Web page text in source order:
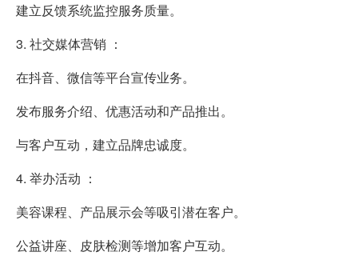
建立反馈系统监控服务质量。
3. 社交媒体营销 ：
在抖音、微信等平台宣传业务。
发布服务介绍、优惠活动和产品推出。
与客户互动，建立品牌忠诚度。
4. 举办活动 ：
美容课程、产品展示会等吸引潜在客户。
公益讲座、皮肤检测等增加客户互动。